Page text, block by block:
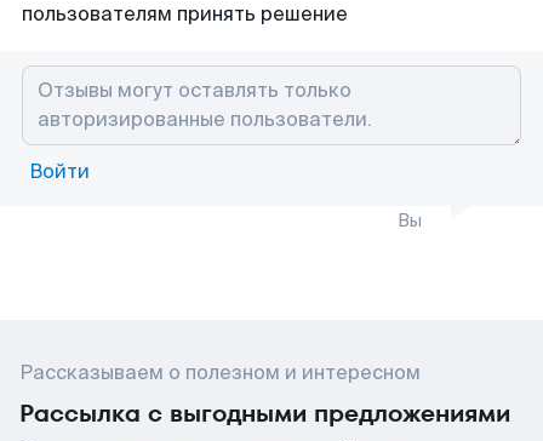
пользователям принять решение
Войти
Вы
Рассказываем о полезном и интересном
Рассылка с выгодными предложениями